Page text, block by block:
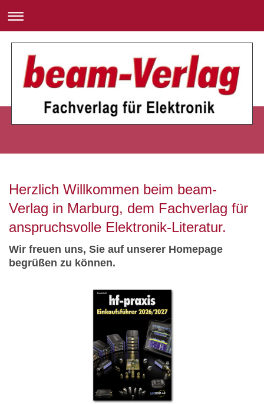
Herzlich Willkommen beim beam-
Verlag in Marburg, dem Fachverlag für
anspruchsvolle Elektronik-Literatur.
Wir freuen uns, Sie auf unserer Homepage
begrüßen zu können.